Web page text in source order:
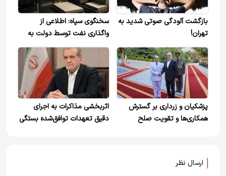
بازگشت آلودگی صوتی شدید به
تهران!
سخنگوی سپاه: اطلاعی از
واگذاری نفت توسط دولت به
سپاه ندارم+ ویدیو
پزشکیان و زرداری بر گسترش
همکاری‌ها و تقویت صلح
اثربخشی مذاکرات به اجرای
دقیق تعهدات توافق‌شده بستگی
ارسال نظر